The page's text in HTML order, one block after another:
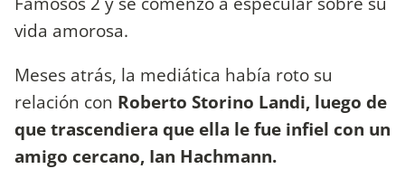
vida amorosa.
Meses atrás, la mediática había roto su
relación con Roberto Storino Landi, luego de
que trascendiera que ella le fue infiel con un
amigo cercano, Ian Hachmann.